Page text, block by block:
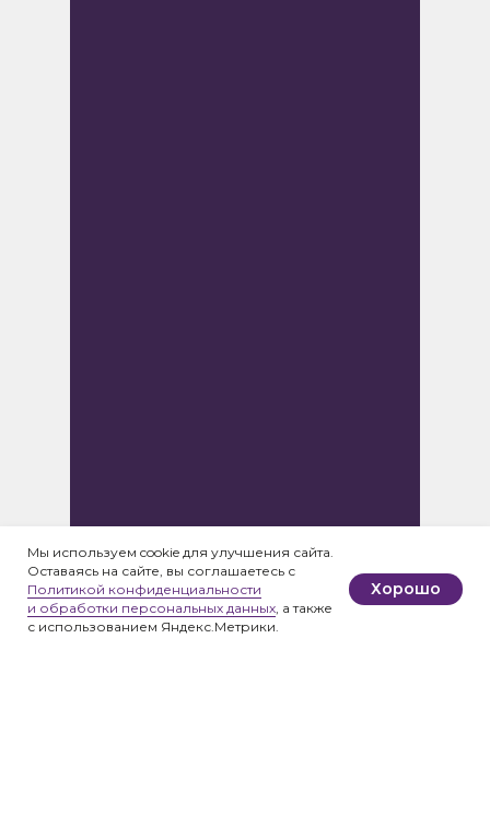
Мы используем cookie для улучшения сайта.
Оставаясь на сайте, вы соглашаетесь с
Политикой конфиденциальности
и обработки персональных данных, а также
с использованием Яндекс.Метрики.
Хорошо